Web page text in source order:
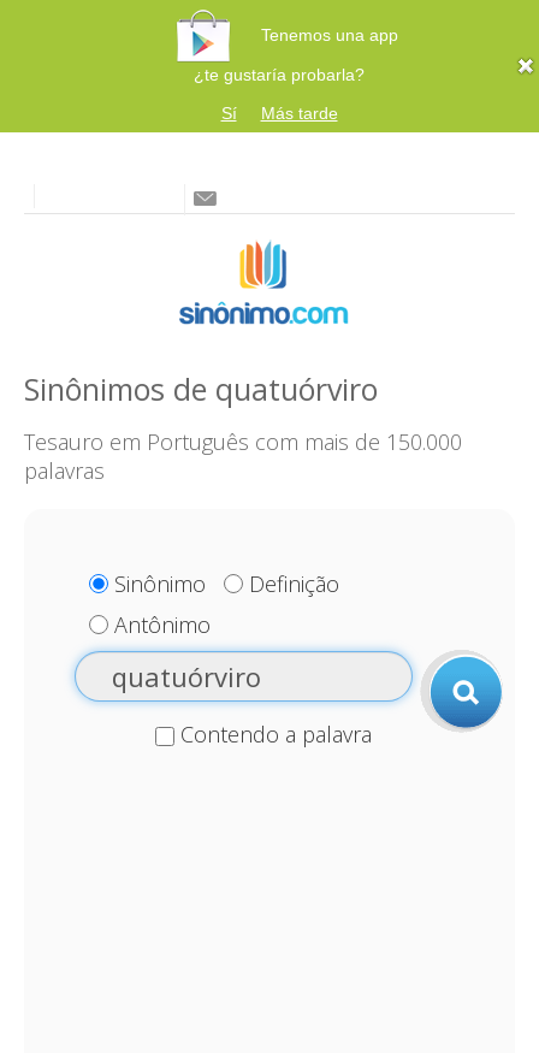
Tenemos una app
¿te gustaría probarla?
Sí
Más tarde
Sinônimos de quatuórviro
Tesauro em Português com mais de 150.000
palavras
Sinônimo
Definição
Antônimo
Contendo a palavra